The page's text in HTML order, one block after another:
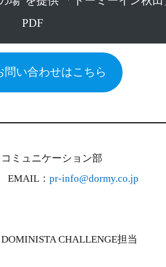
PDF
問い合わせはこちら
ミュニケーション部
EMAIL： pr-info@dormy.co.jp
CHALLENGE担当